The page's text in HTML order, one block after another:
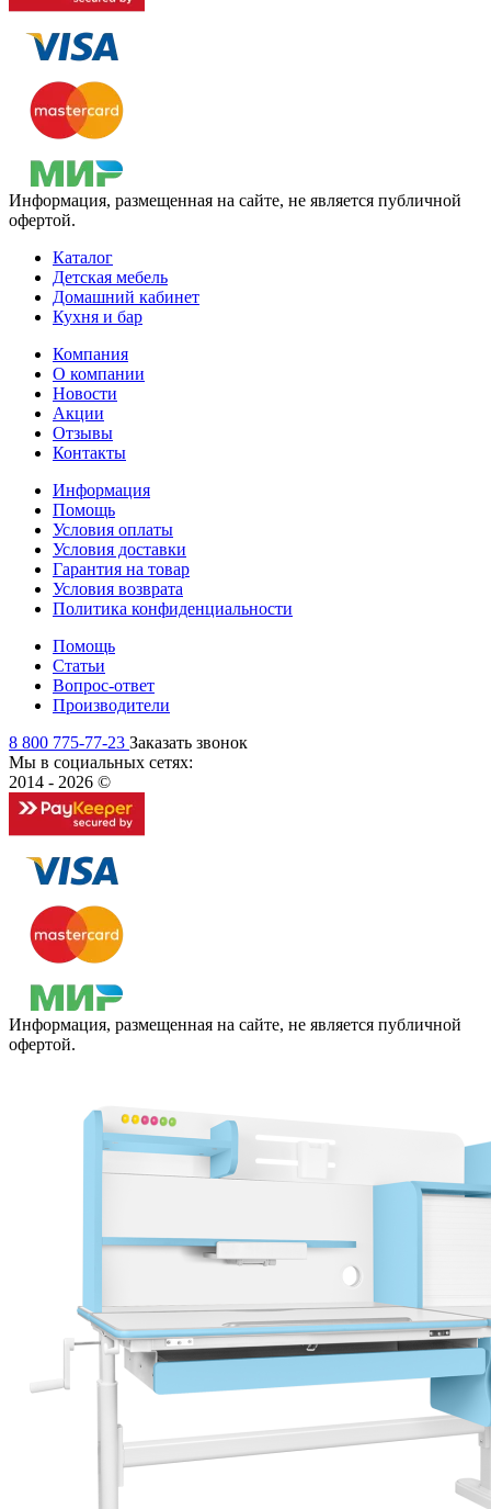
Информация, размещенная на сайте, не является публичной
офертой.
Каталог
Детская мебель
Домашний кабинет
Кухня и бар
Компания
О компании
Новости
Акции
Отзывы
Контакты
Информация
Помощь
Условия оплаты
Условия доставки
Гарантия на товар
Условия возврата
Политика конфиденциальности
Помощь
Статьи
Вопрос-ответ
Производители
8 800 775-77-23 Заказать звонок
Мы в социальных сетях:
2014 - 2026 ©
Информация, размещенная на сайте, не является публичной
офертой.